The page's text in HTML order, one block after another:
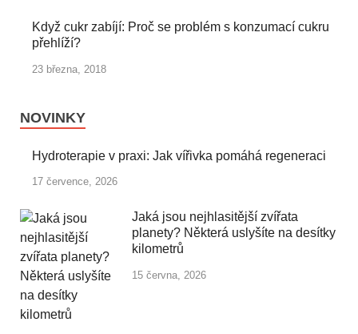
Když cukr zabíjí: Proč se problém s konzumací cukru
přehlíží?
23 března, 2018
NOVINKY
Hydroterapie v praxi: Jak vířivka pomáhá regeneraci
17 července, 2026
Jaká jsou nejhlasitější zvířata
planety? Některá uslyšíte na desítky
kilometrů
15 června, 2026